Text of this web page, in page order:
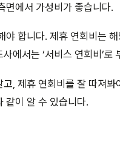
면에서 가성비가 좋습니다.
야 합니다. 제휴 연회비는
에서는 ‘서비스 연회비’로
, 제휴 연회비를 잘 따져봐
같이 알 수 있습니다.